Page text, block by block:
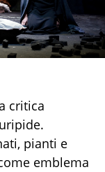
critica
pianti e
emblema